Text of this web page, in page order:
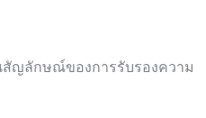
สัญลักษณ์ของการรับรองความ